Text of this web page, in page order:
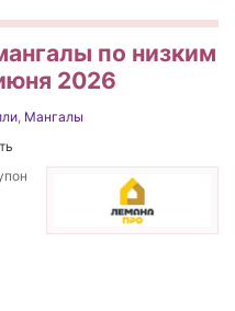
по низким
2026
, Мангалы